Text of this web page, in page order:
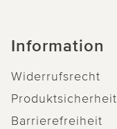
Information
Widerrufsrecht
Produktsicherheit
Barrierefreiheit